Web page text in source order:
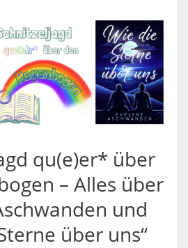
qu(e)er* über
– Alles über
und
über uns“